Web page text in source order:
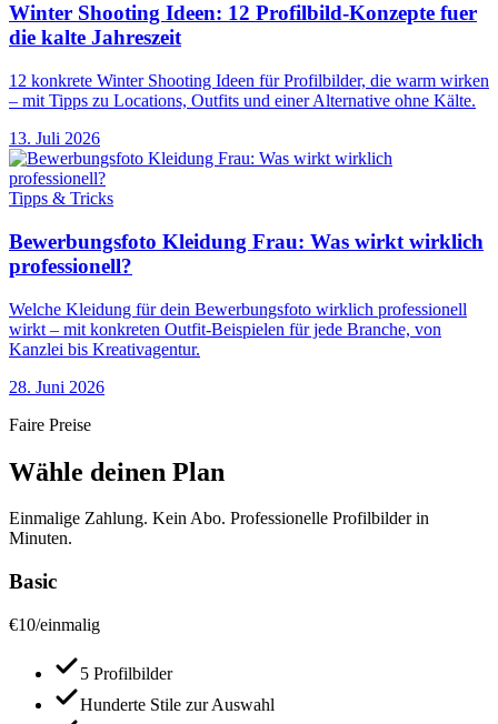
Winter Shooting Ideen: 12 Profilbild-Konzepte fuer
die kalte Jahreszeit
12 konkrete Winter Shooting Ideen für Profilbilder, die warm wirken
– mit Tipps zu Locations, Outfits und einer Alternative ohne Kälte.
13. Juli 2026
Tipps & Tricks
Bewerbungsfoto Kleidung Frau: Was wirkt wirklich
professionell?
Welche Kleidung für dein Bewerbungsfoto wirklich professionell
wirkt – mit konkreten Outfit-Beispielen für jede Branche, von
Kanzlei bis Kreativagentur.
28. Juni 2026
Faire Preise
Wähle deinen Plan
Einmalige Zahlung. Kein Abo. Professionelle Profilbilder in
Minuten.
Basic
€10/einmalig
5 Profilbilder
Hunderte Stile zur Auswahl